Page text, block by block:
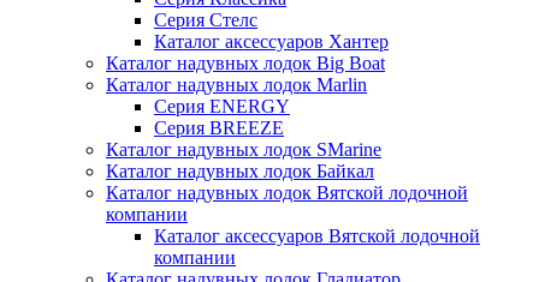
Серия Стелс
Каталог аксессуаров Хантер
Каталог надувных лодок Big Boat
Каталог надувных лодок Marlin
Серия ENERGY
Серия BREEZE
Каталог надувных лодок SMarine
Каталог надувных лодок Байкал
Каталог надувных лодок Вятской лодочной
компании
Каталог аксессуаров Вятской лодочной
компании